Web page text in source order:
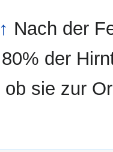
↑ Nach der
80% der
ob sie zur